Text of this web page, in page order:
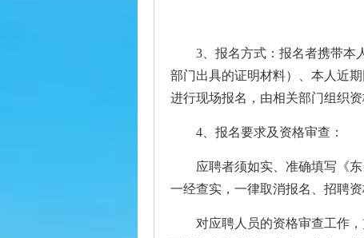
3、报名方式：报名者携带本
部门出具的证明材料）、本人近
进行现场报名，由相关部门组织资
4、报名要求及资格审查：
应聘者须如实、准确填写《
一经查实，一律取消报名、招聘
对应聘人员的资格审查工作